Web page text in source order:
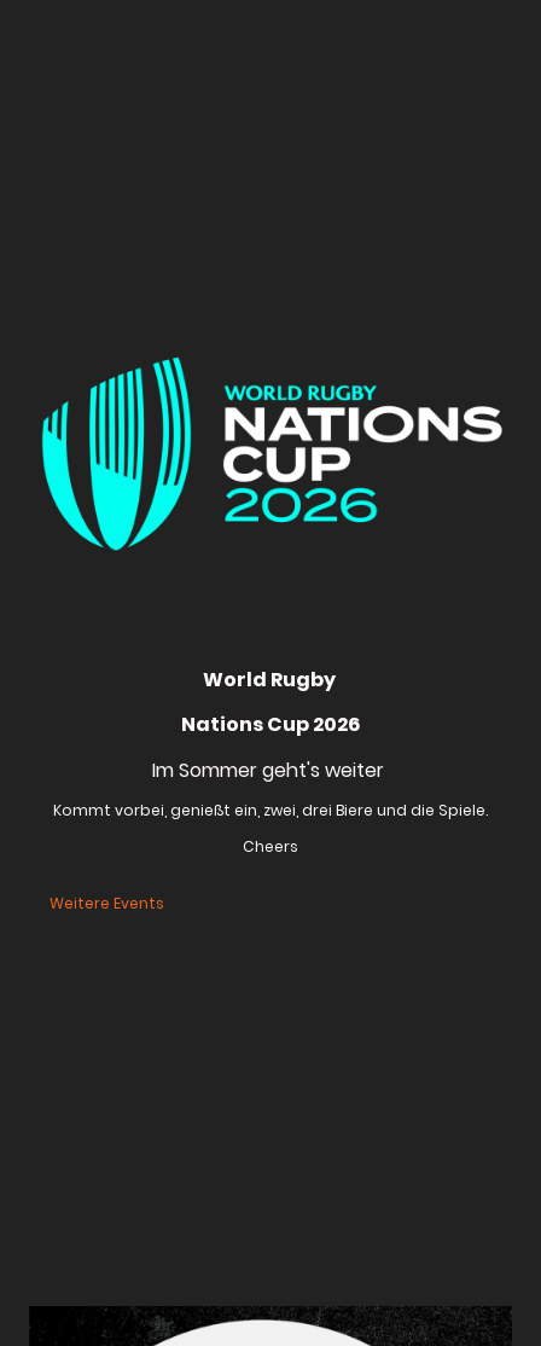
World Rugby
Nations Cup 2026
Im Sommer geht's weiter
Kommt vorbei, genießt ein, zwei, drei Biere und die Spiele.
Cheers
Weitere Events